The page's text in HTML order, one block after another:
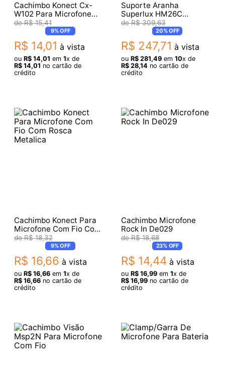
Cachimbo Konect Cx-
W102 Para Microfone
Sem Fio Com Rosca
Metalica
R$ 15,41
9%OFF
R$ 14,01 à vista
ou R$ 14,01 em 1x de
R$ 14,01 no cartão de
crédito
Suporte Aranha
Superlux HM26C
Microfone Condensador
R$ 309,63
20%OFF
R$ 247,71 à vista
ou R$ 281,49em 10x de
R$ 28,14no cartão de
crédito
Cachimbo Konect Para
Microfone Com Fio Com
Rosca Metalica
R$ 18,32
9%OFF
R$ 16,66 à vista
ou R$ 16,66em 1x de
R$ 16,66no cartão de
crédito
Cachimbo Microfone
Rock In De029
R$ 18,68
23%OFF
R$ 14,44 à vista
ou R$ 16,99em 1x de
R$ 16,99no cartão de
crédito